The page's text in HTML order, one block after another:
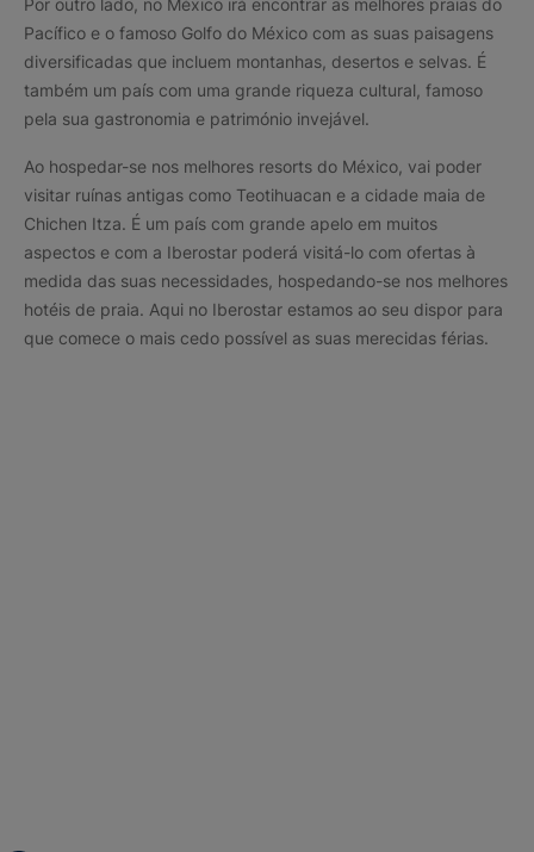
Por outro lado, no México irá encontrar as melhores praias do
Pacífico e o famoso Golfo do México com as suas paisagens
diversificadas que incluem montanhas, desertos e selvas. É
também um país com uma grande riqueza cultural, famoso
pela sua gastronomia e património invejável.
Ao hospedar-se nos melhores resorts do México, vai poder
visitar ruínas antigas como Teotihuacan e a cidade maia de
Chichen Itza. É um país com grande apelo em muitos
aspectos e com a Iberostar poderá visitá-lo com ofertas à
medida das suas necessidades, hospedando-se nos melhores
hotéis de praia. Aqui no Iberostar estamos ao seu dispor para
que comece o mais cedo possível as suas merecidas férias.